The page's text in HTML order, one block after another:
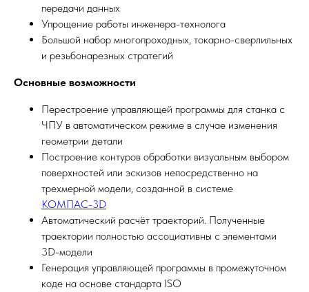
передачи данных
Упрощение работы инженера-технолога
Большой набор многопроходных, токарно-сверлильных
и резьбонарезных стратегий
Основные возможности
Перестроение управляющей программы для станка с
ЧПУ в автоматическом режиме в случае изменения
геометрии детали
Построение контуров обработки визуальным выбором
поверхностей или эскизов непосредственно на
трехмерной модели, созданной в системе
КОМПАС-3D
Автоматический расчёт траекторий. Полученные
траектории полностью ассоциативны с элементами
3D-модели
Генерация управляющей программы в промежуточном
коде на основе стандарта ISO